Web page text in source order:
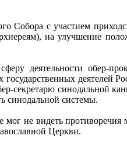
Собора с участием
на улучшение
деятельности обер-
деятелей
секретарю синодальной
синодальной системы.
не видеть противоречия
Церкви.